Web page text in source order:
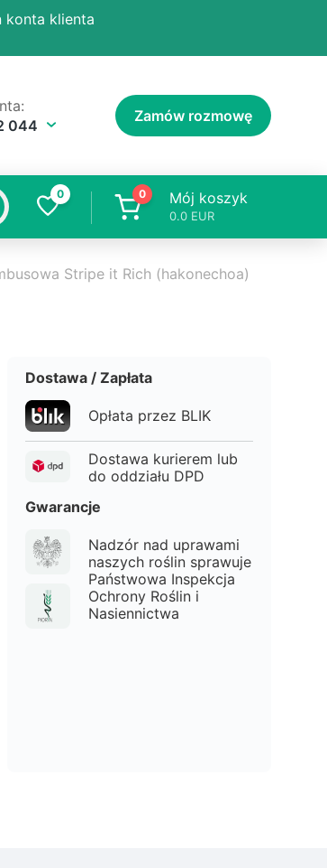
konta klienta
044
Zamów rozmowę
0 0 Mój koszyk
0.0 EUR
Stripe it Rich (hakonechoa)
Dostawa / Zapłata
Opłata przez BLIK
Dostawa kurierem lub
do oddziału DPD
Gwarancje
Nadzór nad uprawami
naszych roślin sprawuje
Państwowa Inspekcja
Ochrony Roślin i
Nasiennictwa